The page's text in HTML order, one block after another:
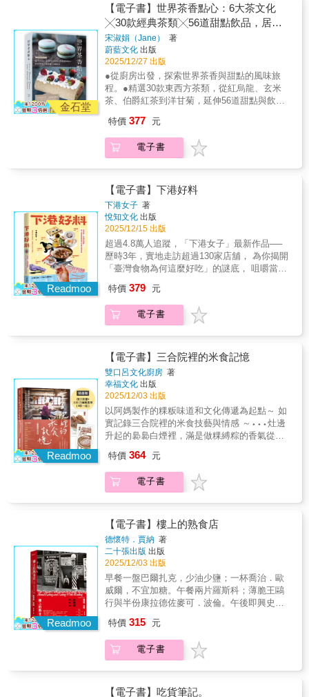
完美的美乃滋、最令人垂涎的韃靼牛肉、披
薩、庫司庫司、馬卡龍&hellip;&hellip; & 專屬
於你的──巴黎百科&times;指南&times;美食大
全！
是巴黎最誘人的餐桌紀實。 法國美食文化跨領
域專家齊聚一堂，篇篇精彩動人， 這本書讓你
做夢都會打上飽嗝！現在就翻開，直奔巴黎！
本書同時是 & 巴黎饕客守則 開吃之前你必須知
道&hellip;&hellip;讓你一口咬下巴黎 百科全書
255個主題，探索那些形塑巴黎美食的地點、人
物與歷史事件&hellip;&hellip;資訊圖解，輕鬆閱
讀！ 美食指南 收錄2,050家餐廳、商店等你來
探索！ 食譜寶庫 88道巴黎經典菜色： 白醬燉
小牛肉、巴黎布蕾斯特泡芙、庫克先生三明
特產全收錄： 蓬圖瓦茲野甘藍、阿讓特依白蘆
筍、加蒂奈蜂蜜、莫城布里乳酪&hellip;&hellip;
品評筆記 我們的試吃報告！ 最好吃的漢堡、最
薩、庫司庫司、馬卡龍&hellip;&hellip; & 專屬
於你的──巴黎百科&times;指南&times;美食大
全！
金石堂
【電子書】世界茶香點心：6大茶文化
╳30款經典茶類╳56道甜點飲品，居家
製作、創業配方通通有
宋淑娟（Jane）
著
蔚藍文化 出版
2025/12/27 出版
●從廚房出發，探索世界茶香與甜點的風味旅
程。●精選30款東西方茶類，從紅烏龍、玄米
茶、伯爵紅茶到洋甘菊，延伸56道甜點與飲
1100張步驟圖＋QRCODE影音教學＋甜點物
語，無論是茶迷、烘焙新手，或餐飲業者，都
能找到許多靈感，完成多滋味的茶香點心。✦✧
點的迷人邂逅。✦✧首創茶香全攻略──世界茶
文化╳甜點飲品╳影音教學╳茶健康知識✧✦帶
你掌握茶葉保存、最佳沖泡水溫、茶應用與烘
焙技巧。六大茶系精選30種經典茶類（台灣、
亞洲、歐洲、美洲到非洲），茶香融入餅乾、
司康、塔、泡芙、蛋糕、布蕾、奶酪、冰棒、
冰淇淋與茶飲，完美呈現多樣風味，開啟屬於
你的世界茶點旅程！▍讓甜點說茶的故事，從
廚房到創業全攻略！ 《世界茶香點心》以「六
茶為主軸，從茶文化、香氣到應用知識，帶你
環遊世界茶與甜的風味地圖。透過香氣、色澤
與風味交織的方式，讓茶香融入各式甜點、冰
品、飲品中，綻放迷人滋味。從經典茶到花草
茶，結合QRCODE影音教學、甜點物語、茶香
故事與製作訣竅，無論是茶飲愛好者、甜點
控，或想為餐廳、咖啡館增添亮點的創作者，
都能在書中找到靈感與驚喜。▍大眾生活需要
好茶陪伴，也是未來餐飲商機！ 茶不僅是人們
日常生活中的飲品，它還能為中西式點心增添
獨特的風味。根據不同點心的特性，選擇合適
的茶款入甜，能讓風味更加突出。品種╳風土
╳製程＝獨一無二的茶，書中茶類橫跨五大
系：【綠茶系】清新口感，適合輕盈甜點。玄
米茶葉、煎茶葉、焙茶粉、小山園抹茶粉、厚
郁風味甜點。伯爵紅茶葉、紅玉紅茶葉、阿薩
姆紅茶葉、錫蘭紅茶粉、泰國茶葉【青茶系】
花果香氣濃，適合水果味甜點。烏龍茶粉、紅
烏龍茶葉、荔枝烏龍茶葉、桂花烏龍茶葉、水
蜜桃烏龍茶葉、金萱烏龍茶葉、蜜香紅烏龍茶
葉、貴妃蜜香烏龍茶葉、包種茶葉、東方美人
茶葉、柚香金萱茶粉、鐵觀音茶葉、炭燒鐵觀
茶葉【黑茶系】濃厚陳香，與中式點心最速
配。普洱茶葉【草本花茶】甜蜜花茶香，適合
的甜點與茶知識回甘是什麼？茶氣是什麼？ 如
何分辨好茶？茶葉保存方式？茶的咖啡因含
量？花茶與花草茶的區別？ 茶渣可以重複使
用？如何掌握泡茶時間？茶與甜點的搭配技
特價 377 元
電子書
Readmoo
【電子書】下港好料
下港女子 著
悅知文化 出版
2025/12/15 出版
超過4.8萬人追蹤，「下港女子」最新作品──
歷時3年，實地走訪超過130家店舖， 為你揭開
「臺灣食物為何這麼好吃」的謎底， 咀嚼當地
情溫度&times;老派慢食＝最道地的舌尖饗宴〕
為何愛玉只在臺灣吃得到？ 南部也有和迪化街
齊名的年貨大街？ 蒜頭的最大產地其實在雲
只是一本飲食書，更是一張深入南臺灣的吃貨
地圖。 好料，指的不只是可口的佳餚，還有優
良的原料與食材， 也蘊含因美食而收獲的緣
分。 從雲林水芋、嘉義烏魚子、臺南虱目魚
湯、高雄排骨飯到屏東蒸肉圓； 只經營深夜時
段的市場、澎湖石滬體驗，以及府城百年的茶
香傳承&hellip;&hellip; 每道料理、每口湯，都
承載著土地的記憶與生活風情。作者融合了產
業知識與旅遊觀點，讓吃飯不只是一件小事，
穎的料理創意。 閱讀本書，如同隨著一位內行
的帶路人，穿梭在市集與田野之間，嚐遍最意
想不到的下港滋味。 【本書特色】 ✦行家帶
路：透過5位在地人探訪私房店鋪，保證真材實
料。 ✦最夠味的特別企劃：如嘉義雞肉飯觀
察、祕傳食譜大公開、買菜的小撇步。 ✦飽覽
多樣化的飲食魅力：包山包海，還囊括了港
點、客家菜、原民風味等。 【精彩片段搶先
看】 恆春的「港口茶」因落山風地勢且臨海，
讓葉片附著了淡淡鹹味； 精品咖啡豆需要精密
測量果實糖度、酸鹼值和發酵程度才得以成
就； 挑竹筍時，頂端綠綠的會苦，選白白胖胖
短短的最新鮮。 【封面設計概念】 以「下港風
土百科」為核心概念，透過多圖拼貼、鮮明色
彩與手寫元素，呈現臺灣南部特有的熱情、隨
符號，重組成一幅立體地景，象徵「下港味道
特價 379 元
電子書
Readmoo
【電子書】三合院裡的米食記憶
雙口呂文化廚房 著
幸福文化 出版
2025/12/03 出版
以阿媽製作的粿粄味道和文化傳遞為起點～ 如
實記錄三合院裡的米食技藝與情感 ～⬩⬩⬩灶邊
升起的裊裊白煙裡，滿是做粿縛粽的香氣從年
臺灣人的生活⬩⬩⬩順著節氣，我們想把上一輩
的味道、情感保留下來透過飲食交流，讓更多
人、外國人了解臺灣米食滋味((( 隨書附．復古
憶中的阿媽家，有著紅磚牆、木製窗框、木桌
木椅、菜櫥……以及一口餵飽全家人的重要大
灶。三合院的主理人夫婦，把內外空間打造成
文化交流的場域，隨著季節和節慶更迭，七年
來，接待過三千多位國內外學員，用授課和圖
文方式，踏實地記錄臺灣米食文化並且傳遞出
去，他們是「雙口呂文化廚房」。「雙口呂文
化廚房」的主理人──佩儀和騰威在以往的遊歷
過程中，每到異地初識的外國人最常問他們：
閒聊，讓佩儀和騰威的心裡慢慢起了漣漪。回
臺後的他們，開始上料理課、田野調查，也跟
著自家阿媽做粿綁粽，燃起探索臺灣米食的好
特價 364 元
電子書
Readmoo
【電子書】樓上的熟食店
德懷特．賈納 著
二十張出版 出版
2025/12/03 出版
早餐一盤巴爾扎克，少油少鹽；一杯喬治．歐
威爾，不宜加糖。午餐兩片羅斯科；薄脆王鷗
行與半份康拉德佐麥可．波倫。午後即興史蒂
頁莎岡；適量的韋勒貝克；一首普拉絲。紙頁
與餐盤無須兩難，可以閱讀與飲食的日子，都
是好日子。★詹宏志、葉美瑤、馬世芳、王盛
人——德懷特．賈納為讀者端上由文學引文、
特價 315 元
電子書
【電子書】吃貨筆記。